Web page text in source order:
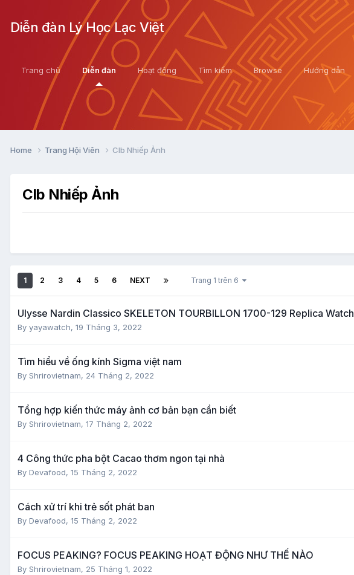
Diễn đàn Lý Học Lạc Việt
Trang chủ Diễn đàn Hoạt động Tìm kiếm Browse Hướng dẫn
Home Trang Hội Viên Clb Nhiếp Ảnh
Clb Nhiếp Ảnh
1 2 3 4 5 6 NEXT Trang 1 trên 6
Ulysse Nardin Classico SKELETON TOURBILLON 1700-129 Replica Watch
By yayawatch, 19 Tháng 3, 2022
Tìm hiểu về ống kính Sigma việt nam
By Shrirovietnam, 24 Tháng 2, 2022
Tổng hợp kiến thức máy ảnh cơ bản bạn cần biết
By Shrirovietnam, 17 Tháng 2, 2022
4 Công thức pha bột Cacao thơm ngon tại nhà
By Devafood, 15 Tháng 2, 2022
Cách xử trí khi trẻ sốt phát ban
By Devafood, 15 Tháng 2, 2022
FOCUS PEAKING? FOCUS PEAKING HOẠT ĐỘNG NHƯ THẾ NÀO
By Shrirovietnam, 25 Tháng 1, 2022